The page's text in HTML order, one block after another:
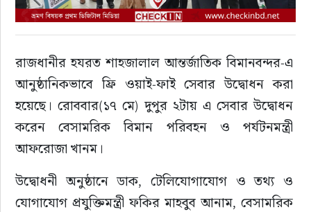
রাজধানীর হযরত শাহজালাল আন্তর্জাতিক বিমানবন্দর-এ
আনুষ্ঠানিকভাবে ফ্রি ওয়াই-ফাই সেবার উদ্বোধন করা
হয়েছে। রোববার(১৭ মে) দুপুর ২টায় এ সেবার উদ্বোধন
করেন বেসামরিক বিমান পরিবহন ও পর্যটনমন্ত্রী
আফরোজা খানম।
উদ্বোধনী অনুষ্ঠানে ডাক, টেলিযোগাযোগ ও তথ্য ও
যোগাযোগ প্রযুক্তিমন্ত্রী ফকির মাহবুব আনাম, বেসামরিক